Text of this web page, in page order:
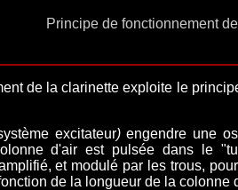
Principe de fonctionnement
de la clarinette exploite le
excitateur) engendre une
d'air est pulsée dans le
et modulé par les trous,
de la longueur de la colonne